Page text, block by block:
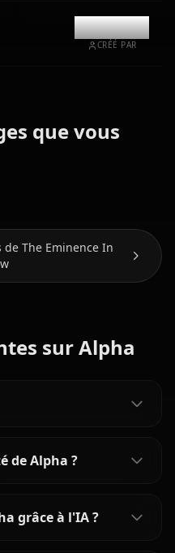
@kanashi
CRÉÉ PAR
que vous
The Eminence In
sur Alpha
de Alpha ?
grâce à l'IA ?